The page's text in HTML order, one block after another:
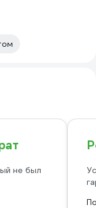
не был